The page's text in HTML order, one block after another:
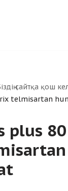
сайтқа қош
telmisartan
plus